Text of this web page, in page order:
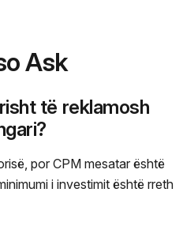
Ask
të reklamosh
por CPM mesatar është
i investimit është rreth